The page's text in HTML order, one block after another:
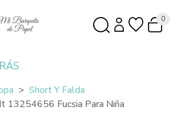
0
Short Y Falda
13254656 Fucsia Para Niña